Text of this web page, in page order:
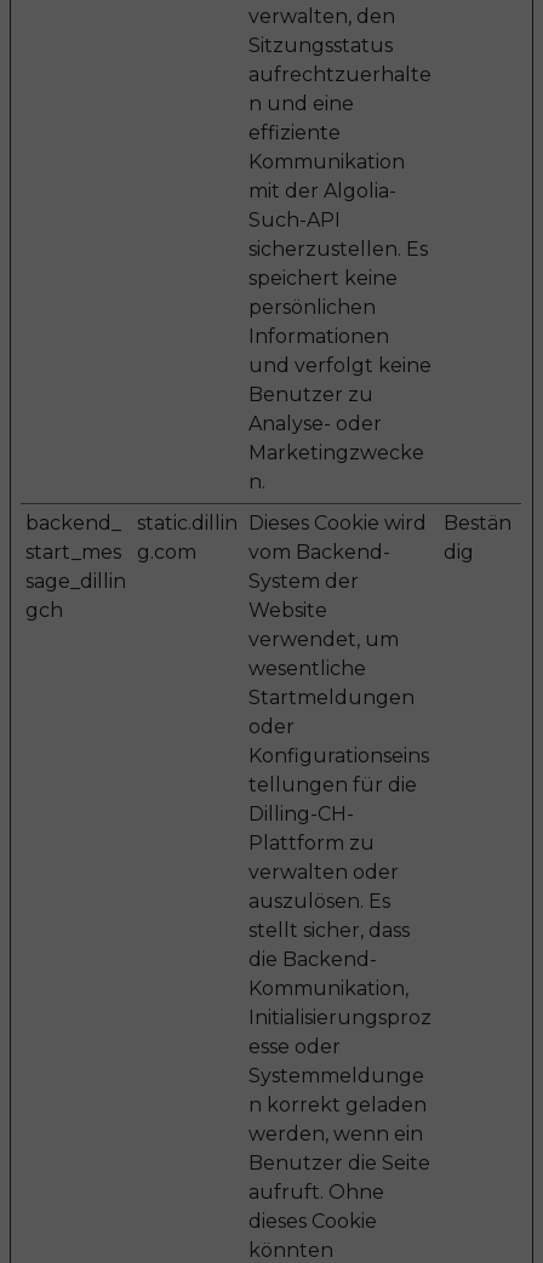
verwalten, den
Sitzungsstatus
aufrechtzuerhalte
n und eine
effiziente
Kommunikation
mit der Algolia-
Such-API
sicherzustellen. Es
speichert keine
persönlichen
Informationen
und verfolgt keine
Benutzer zu
Analyse- oder
Marketingzwecke
n.
backend_
start_mes
sage_dillin
gch
static.dillin
g.com
Dieses Cookie wird
vom Backend-
System der
Website
verwendet, um
wesentliche
Startmeldungen
oder
Konfigurationseins
tellungen für die
Dilling-CH-
Plattform zu
verwalten oder
auszulösen. Es
stellt sicher, dass
die Backend-
Kommunikation,
Initialisierungsproz
esse oder
Systemmeldunge
n korrekt geladen
werden, wenn ein
Benutzer die Seite
aufruft. Ohne
dieses Cookie
könnten
Bestän
dig